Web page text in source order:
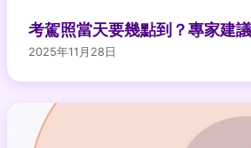
考駕照當天要幾點到？專家建
2025年11月28日